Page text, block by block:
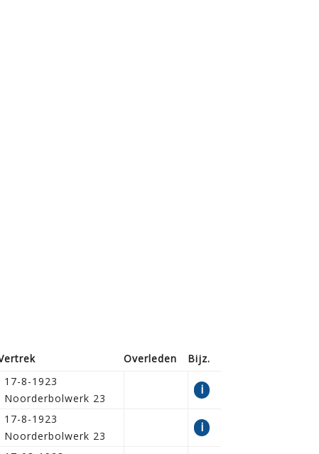
Overleden Bijz.
17-8-1923
Noorderbolwerk 23
i
17-8-1923
Noorderbolwerk 23
i